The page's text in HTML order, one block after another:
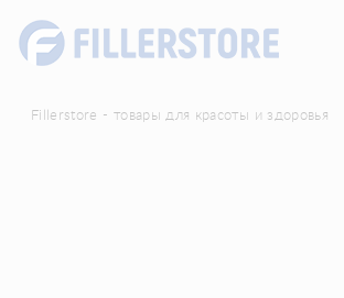
Fillerstore - товары для красоты и здоровья